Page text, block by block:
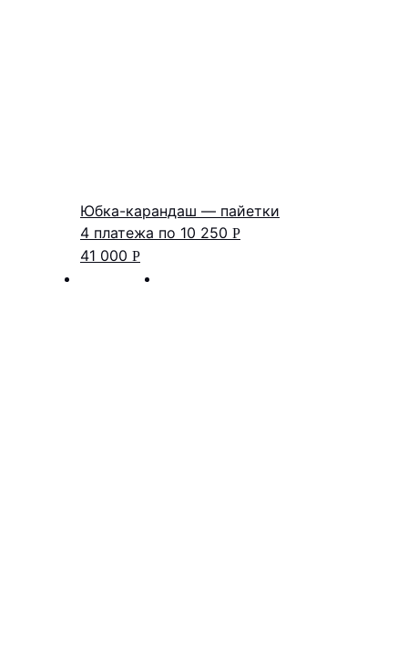
Юбка-карандаш — пайетки
4 платежа по 10 250 Р
41 000 Р